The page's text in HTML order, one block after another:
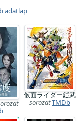
adatlap
仮面ライダー鎧武
sorozatTMDb